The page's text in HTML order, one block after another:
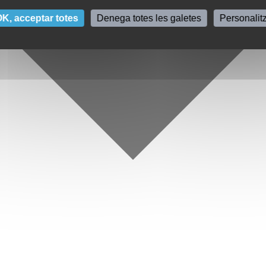
acceptar totes Denega totes les galetes